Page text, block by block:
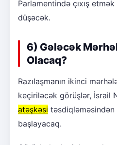
Parlamentində çıxış
düşəcək.
6) Gələcək
Olacaq?
Razılaşmanın ikinci
keçiriləcək görüşlər, İsrail
atəşkəsi
başlayacaq.